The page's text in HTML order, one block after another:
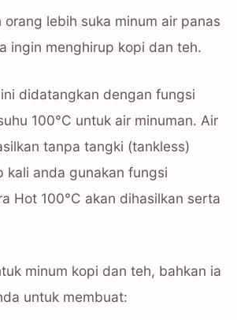
lebih suka minum air panas
ingin menghirup kopi dan teh.
didatangkan dengan fungsi
100°C untuk air minuman. Air
tanpa tangki (tankless)
kali anda gunakan fungsi
Hot 100°C akan dihasilkan serta
minum kopi dan teh, bahkan ia
untuk membuat: